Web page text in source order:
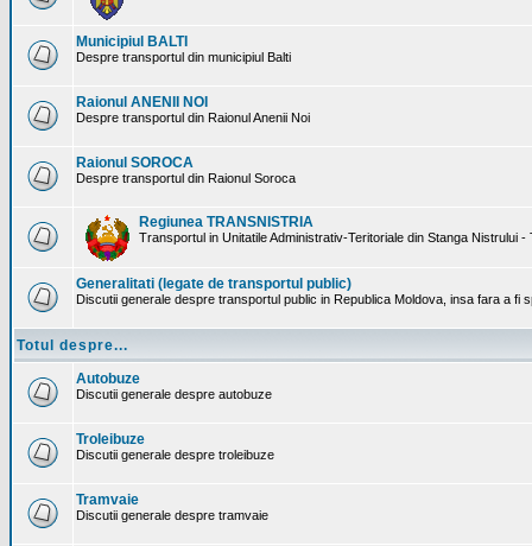
Municipiul BALTI
Despre transportul din municipiul Balti
Raionul ANENII NOI
Despre transportul din Raionul Anenii Noi
Raionul SOROCA
Despre transportul din Raionul Soroca
Regiunea TRANSNISTRIA
Transportul in Unitatile Administrativ-Teritoriale din Stanga Nistrului -
Generalitati (legate de transportul public)
Discutii generale despre transportul public in Republica Moldova, insa fara a fi
Totul despre...
Autobuze
Discutii generale despre autobuze
Troleibuze
Discutii generale despre troleibuze
Tramvaie
Discutii generale despre tramvaie